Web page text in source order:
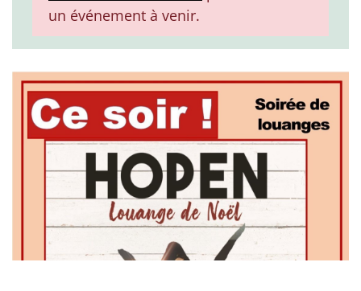
un événement à venir.